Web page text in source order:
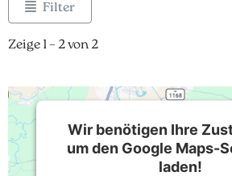
Filter
Zeige 1 – 2 von 2
Wir benötigen Ihre
um den Google Maps-
laden!